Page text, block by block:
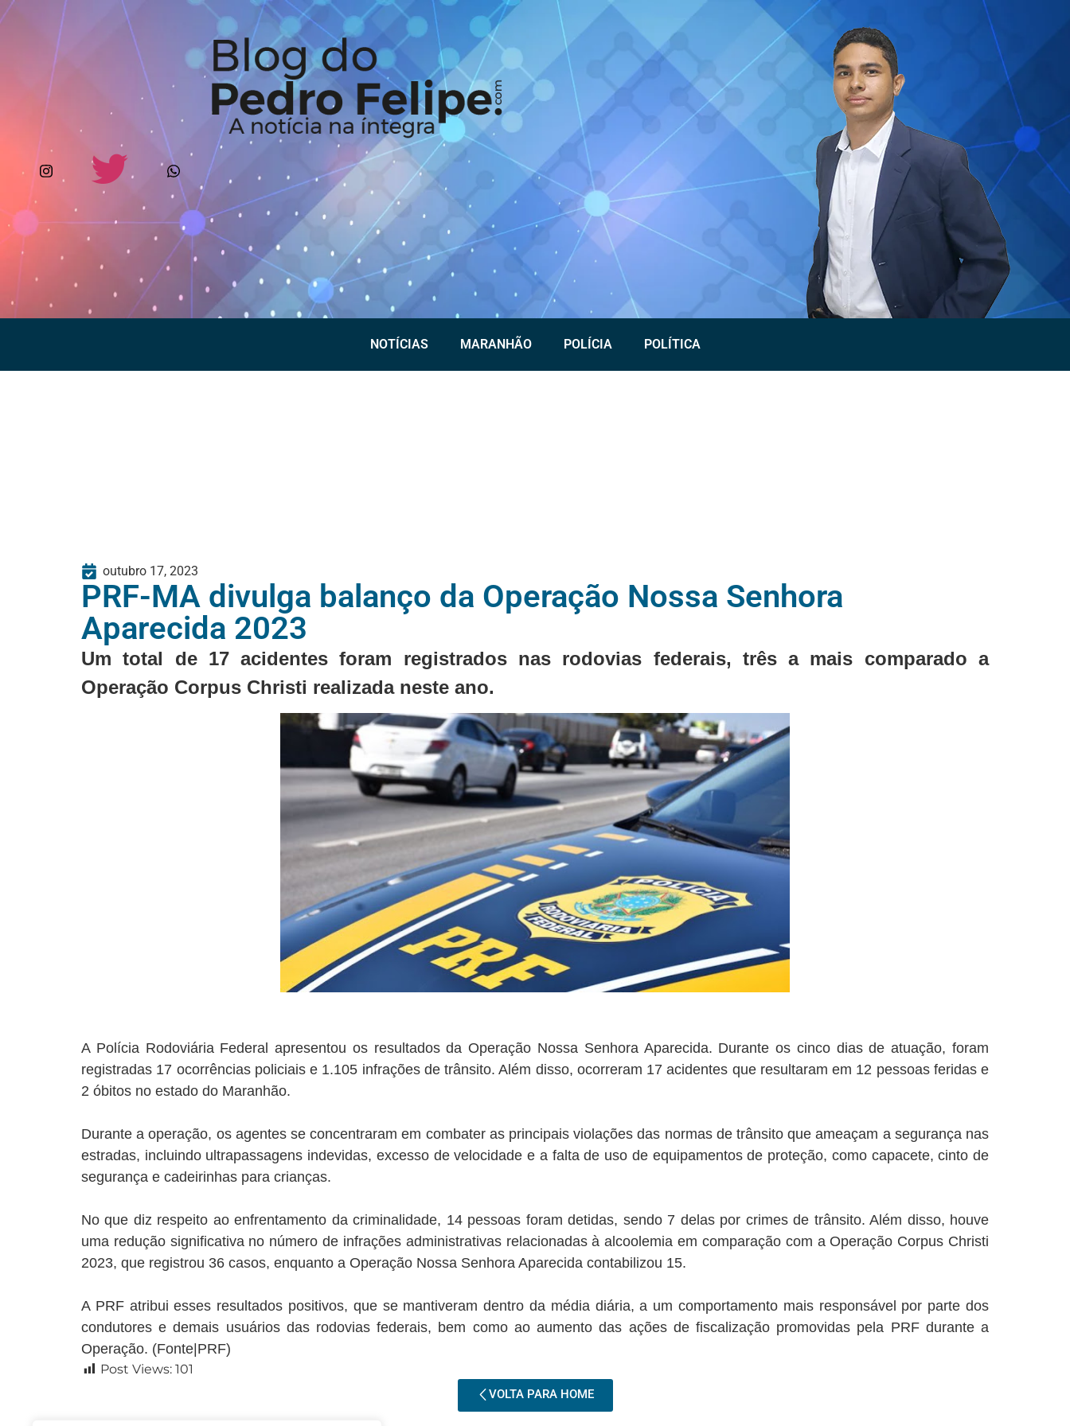
NOTÍCIAS MARANHÃO POLÍCIA POLÍTICA
outubro 17, 2023
PRF-MA divulga balanço da Operação Nossa Senhora
Aparecida 2023
Um total de 17 acidentes foram registrados nas rodovias federais, três a mais comparado a
Operação Corpus Christi realizada neste ano.
A Polícia Rodoviária Federal apresentou os resultados da Operação Nossa Senhora Aparecida. Durante os cinco dias de atuação, foram
registradas 17 ocorrências policiais e 1.105 infrações de trânsito. Além disso, ocorreram 17 acidentes que resultaram em 12 pessoas feridas e
2 óbitos no estado do Maranhão.
Durante a operação, os agentes se concentraram em combater as principais violações das normas de trânsito que ameaçam a segurança nas
estradas, incluindo ultrapassagens indevidas, excesso de velocidade e a falta de uso de equipamentos de proteção, como capacete, cinto de
segurança e cadeirinhas para crianças.
No que diz respeito ao enfrentamento da criminalidade, 14 pessoas foram detidas, sendo 7 delas por crimes de trânsito. Além disso, houve
uma redução significativa no número de infrações administrativas relacionadas à alcoolemia em comparação com a Operação Corpus Christi
2023, que registrou 36 casos, enquanto a Operação Nossa Senhora Aparecida contabilizou 15.
A PRF atribui esses resultados positivos, que se mantiveram dentro da média diária, a um comportamento mais responsável por parte dos
condutores e demais usuários das rodovias federais, bem como ao aumento das ações de fiscalização promovidas pela PRF durante a
Operação. (Fonte|PRF)
Post Views: 101
VOLTA PARA HOME